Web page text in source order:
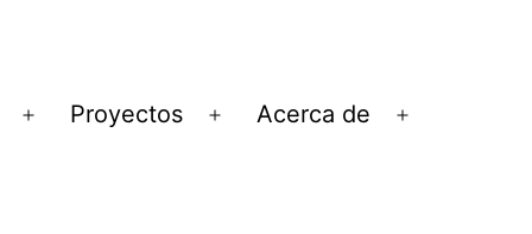
Abrir
Proyectos
Abrir
Acerca de